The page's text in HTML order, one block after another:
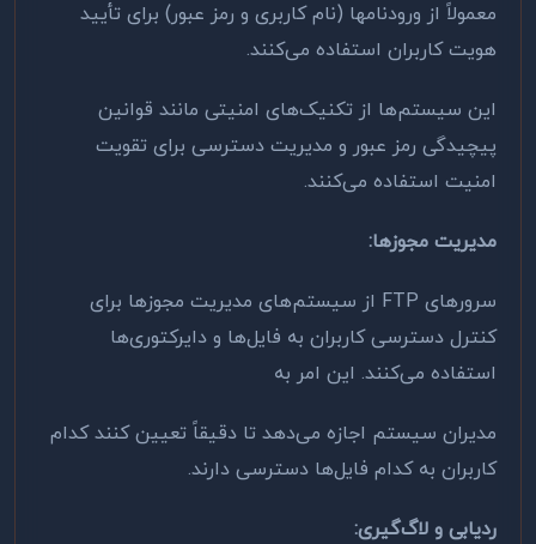
معمولاً از ورودنامها (نام کاربری و رمز عبور) برای تأیید
هویت کاربران استفاده می‌کنند.
این سیستم‌ها از تکنیک‌های امنیتی مانند قوانین
پیچیدگی رمز عبور و مدیریت دسترسی برای تقویت
امنیت استفاده می‌کنند.
مدیریت مجوزها:
سرورهای FTP از سیستم‌های مدیریت مجوزها برای
کنترل دسترسی کاربران به فایل‌ها و دایرکتوری‌ها
استفاده می‌کنند. این امر به
مدیران سیستم اجازه می‌دهد تا دقیقاً تعیین کنند کدام
کاربران به کدام فایل‌ها دسترسی دارند.
ردیابی و لاگ‌گیری: